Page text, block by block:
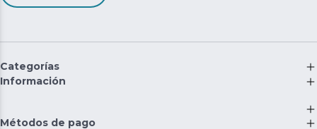
Categorías
Información
Métodos de pago